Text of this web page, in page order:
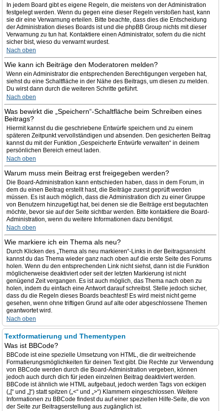
In jedem Board gibt es eigene Regeln, die meistens von der Administration
festgelegt werden. Wenn du gegen eine dieser Regeln verstoßen hast, kann
sie dir eine Verwarnung erteilen. Bitte beachte, dass dies die Entscheidung
der Administration dieses Boards ist und die phpBB Group nichts mit dieser
Verwarnung zu tun hat. Kontaktiere einen Administrator, sofern du die nicht
sicher bist, wieso du verwarnt wurdest.
Nach oben
Wie kann ich Beiträge den Moderatoren melden?
Wenn ein Administrator die entsprechenden Berechtigungen vergeben hat,
siehst du eine Schaltfläche in der Nähe des Beitrags, um diesen zu melden.
Du wirst dann durch die weiteren Schritte geführt.
Nach oben
Was bewirkt die „Speichern“-Schaltfläche beim Schreiben eines
Beitrags?
Hiermit kannst du die geschriebene Entwürfe speichern und zu einem
späteren Zeitpunkt vervollständigen und absenden. Den gesicherten Beitrag
kannst du mit der Funktion „Gespeicherte Entwürfe verwalten“ in deinem
persönlichen Bereich erneut laden.
Nach oben
Warum muss mein Beitrag erst freigegeben werden?
Die Board-Administration kann entschieden haben, dass in dem Forum, in
dem du einen Beitrag erstellt hast, die Beiträge zuerst geprüft werden
müssen. Es ist auch möglich, dass die Administration dich zu einer Gruppe
von Benutzern hinzugefügt hat, bei denen sie die Beiträge erst begutachten
möchte, bevor sie auf der Seite sichtbar werden. Bitte kontaktiere die Board-
Administration, wenn du weitere Informationen dazu benötigst.
Nach oben
Wie markiere ich ein Thema als neu?
Durch Klicken des „Thema als neu markieren“-Links in der Beitragsansicht
kannst du das Thema wieder ganz nach oben auf die erste Seite des Forums
holen. Wenn du den entsprechenden Link nicht siehst, dann ist die Funktion
möglicherweise deaktiviert oder seit der letzten Markierung ist nicht
genügend Zeit vergangen. Es ist auch möglich, das Thema nach oben zu
holen, indem du einfach eine Antwort darauf schreibst. Stelle jedoch sicher,
dass du die Regeln dieses Boards beachtest! Es wird meist nicht gerne
gesehen, wenn ohne triftigen Grund auf alte oder abgeschlossene Themen
geantwortet wird.
Nach oben
Textformatierung und Thementypen
Was ist BBCode?
BBCode ist eine spezielle Umsetzung von HTML, die dir weitreichende
Formatierungsmöglichkeiten für deinen Text gibt. Die Rechte zur Verwendung
von BBCode werden durch die Board-Administration vergeben, können
jedoch auch durch dich für jeden einzelnen Beitrag deaktiviert werden.
BBCode ist ähnlich wie HTML aufgebaut, jedoch werden Tags von eckigen
(„[“ und „]“) statt spitzen („<“ und „>“) Klammern eingeschlossen. Weitere
Informationen zu BBCode findest du auf einer speziellen Hilfe-Seite, die von
der Seite zur Beitragserstellung aus zugänglich ist.